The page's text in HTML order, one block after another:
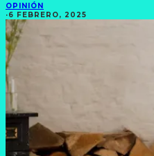
OPINIÓN
·6 FEBRERO, 2025